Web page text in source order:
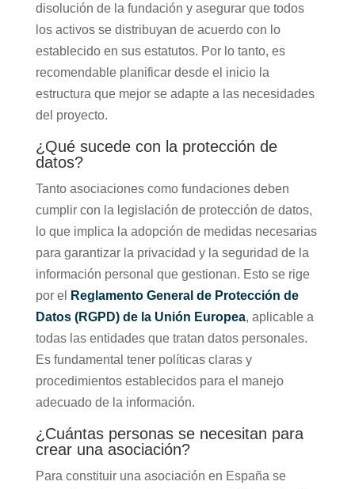
disolución de la fundación y asegurar que todos
los activos se distribuyan de acuerdo con lo
establecido en sus estatutos. Por lo tanto, es
recomendable planificar desde el inicio la
estructura que mejor se adapte a las necesidades
del proyecto.
¿Qué sucede con la protección de
datos?
Tanto asociaciones como fundaciones deben
cumplir con la legislación de protección de datos,
lo que implica la adopción de medidas necesarias
para garantizar la privacidad y la seguridad de la
información personal que gestionan. Esto se rige
por el
Reglamento General de Protección de
Datos (RGPD) de la Unión Europea, aplicable a
todas las entidades que tratan datos personales.
Es fundamental tener políticas claras y
procedimientos establecidos para el manejo
adecuado de la información.
¿Cuántas personas se necesitan para
crear una asociación?
Para constituir una asociación en España se